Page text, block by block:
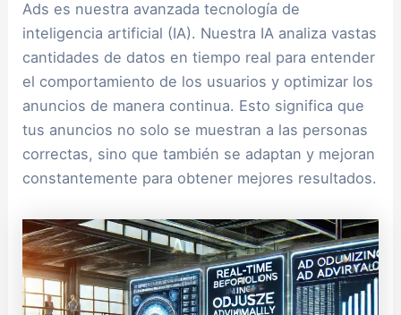
Ads es nuestra avanzada tecnología de
inteligencia artificial (IA). Nuestra IA analiza vastas
cantidades de datos en tiempo real para entender
el comportamiento de los usuarios y optimizar los
anuncios de manera continua. Esto significa que
tus anuncios no solo se muestran a las personas
correctas, sino que también se adaptan y mejoran
constantemente para obtener mejores resultados.